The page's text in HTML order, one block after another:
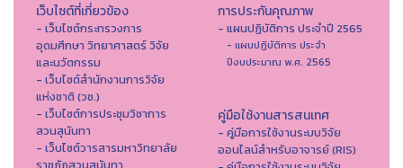
เว็บไซต์ที่เกี่ยวข้อง
- เว็บไซต์กระทรวงการ
อุดมศึกษา วิทยาศาสตร์ วิจัย
และนวัตกรรม
- เว็บไซต์สำนักงานการวิจัย
แห่งชาติ (วช.)
- เว็บไซต์การประชุมวิชาการ
สวนสุนันทา
- เว็บไซต์วารสารมหาวิทยาลัย
การประกันคุณภาพ
- แผนปฏิบัติการ ประจำปี 2565
- แผนปฏิบัติการ ประจำ
ปีงบประมาณ พ.ศ. 2565
คู่มือใช้งานสารสนเทศ
- คู่มือการใช้งานระบบวิจัย
ออนไลน์สำหรับอาจารย์ (RIS)